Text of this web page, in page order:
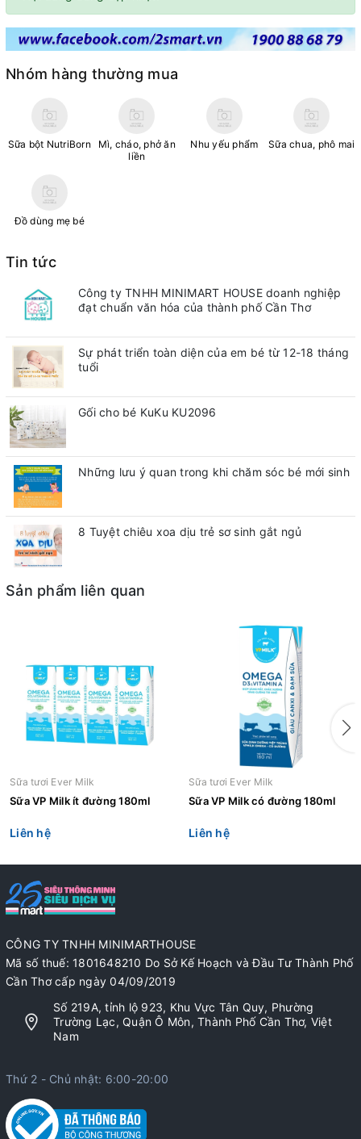
Nhóm hàng thường mua
Sữa bột NutriBorn
Mì, cháo, phở ăn
liền
Nhu yếu phẩm Sữa chua, phô mai
Đồ dùng mẹ bé
Tin tức
Công ty TNHH MINIMART HOUSE doanh nghiệp
đạt chuẩn văn hóa của thành phố Cần Thơ
Sự phát triển toàn diện của em bé từ 12-18 tháng
tuổi
Gối cho bé KuKu KU2096
Những lưu ý quan trong khi chăm sóc bé mới sinh
8 Tuyệt chiêu xoa dịu trẻ sơ sinh gắt ngủ
Sản phẩm liên quan
Sữa tươi Ever Milk
Sữa VP Milk ít đường 180ml
Liên hệ
Sữa tươi Ever Milk
Sữa VP Milk có đường 180ml
Liên hệ
CÔNG TY TNHH MINIMARTHOUSE
Mã số thuế: 1801648210 Do Sở Kế Hoạch và Đầu Tư Thành Phố
Cần Thơ cấp ngày 04/09/2019
Số 219A, tỉnh lộ 923, Khu Vực Tân Quy, Phường
Trường Lạc, Quận Ô Môn, Thành Phố Cần Thơ, Việt
Nam
Thứ 2 - Chủ nhật: 6:00-20:00